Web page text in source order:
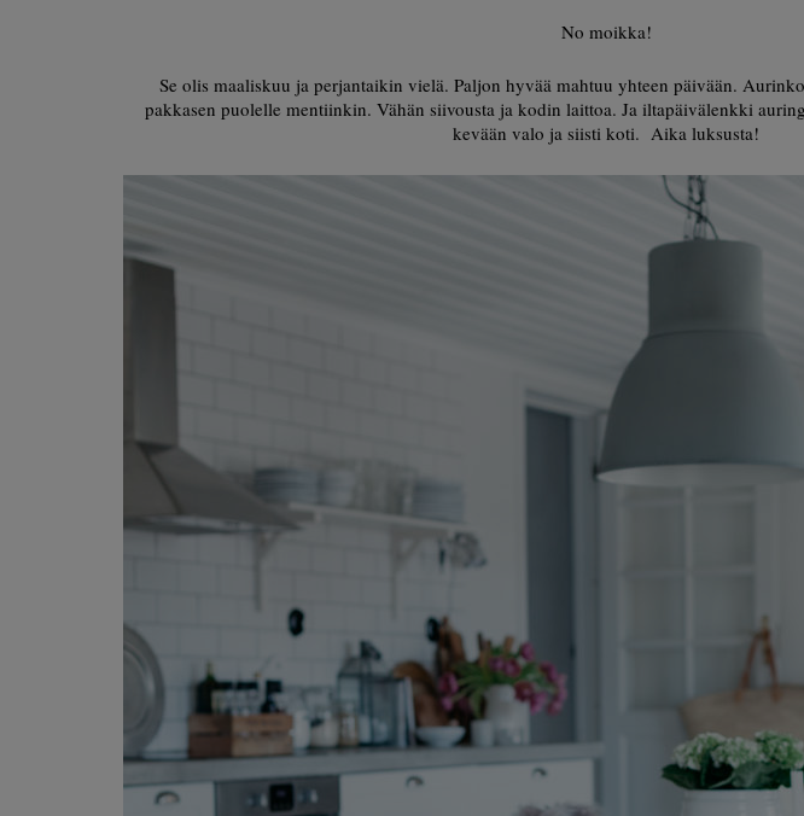
No moikka!
Se olis maaliskuu ja perjantaikin vielä. Paljon hyvää mahtuu yhteen päivään.
pakkasen puolelle mentiinkin. Vähän siivousta ja kodin laittoa. Ja iltapäivälenkki
kevään valo ja siisti koti. Aika luksusta!